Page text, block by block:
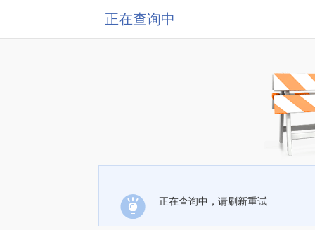
正在查询中
正在查询中，请刷新重试